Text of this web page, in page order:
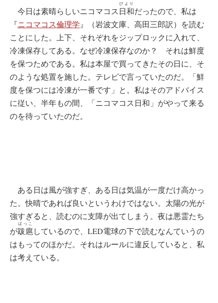
今日は素晴らしいニコマコス日和
びより
だったので、私は
『ニコマコス倫理学 』（岩波文庫、高田三郎訳）を読む
ことにした。上下、それぞれをジップロックに入れて、
冷凍保存してある。なぜ冷凍保存なのか？ それは鮮度
を保つためである。私は本屋で買ってきたその日に、そ
のような処置を施した。テレビで言っていたのだ。「鮮
度を保つには冷凍が一番です」と。私はそのアドバイス
に従い、半年もの間、「ニコマコス日和」がやって来る
のを待っていたのだ。
ある日は風が強すぎ、ある日は気温が一度だけ高かっ
た。快晴であれば良いというわけではない。太陽の光が
強すぎると、読むのに支障が出てしまう。夜は悪霊たち
が跋扈
ばっこ
しているので、LED電球の下で読むなんていうの
はもってのほかだ。それはルールに違反していると、私
は考えている。